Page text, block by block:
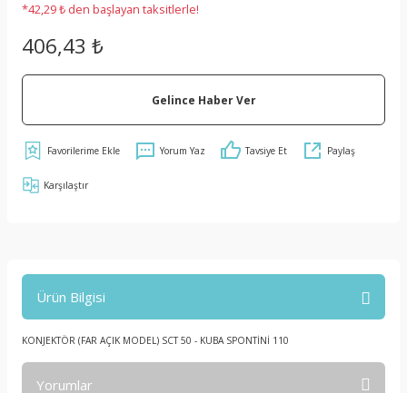
*42,29 ₺ den başlayan taksitlerle!
406,43 ₺
Gelince Haber Ver
Yorum Yaz Tavsiye Et Paylaş
Karşılaştır
Ürün Bilgisi
KONJEKTÖR (FAR AÇIK MODEL) SCT 50 - KUBA SPONTİNİ 110
Yorumlar